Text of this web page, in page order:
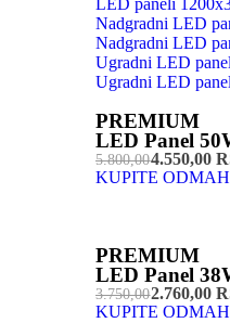
LED paneli
Nadgradni LED
Nadgradni LED
Ugradni LED
Ugradni LED
PREMIUM
LED Panel
5.800,004.550,00
KUPITE ODMAH
PREMIUM
LED Panel
3.750,002.760,00
KUPITE ODMAH